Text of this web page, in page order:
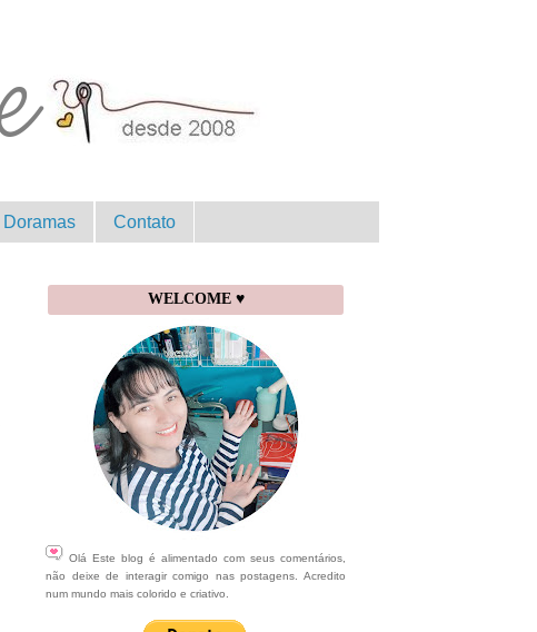
Doramas Contato
WELCOME ♥
Olá Este blog é alimentado com seus comentários,
não deixe de interagir comigo nas postagens. Acredito
num mundo mais colorido e criativo.